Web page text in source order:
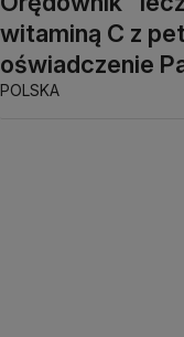
witaminą C z
oświadczenie
POLSKA